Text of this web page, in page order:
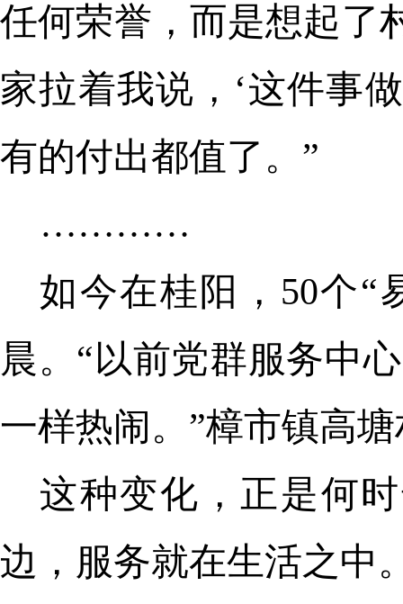
任何荣誉，而是想起了
家拉着我说，‘这件事
有的付出都值了。”
…………
如今在桂阳，50个“
晨。“以前党群服务中
一样热闹。”樟市镇高
这种变化，正是何
边，服务就在生活之中